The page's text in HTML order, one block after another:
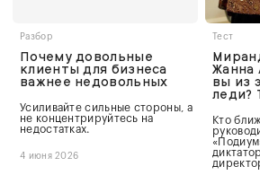
Разбор
Почему довольные
клиенты для бизнеса
важнее недовольных
Усиливайте сильные стороны, а
не концентрируйтесь на
недостатках.
4 июня 2026
Тест
Жанна
вы из
леди?
Кто